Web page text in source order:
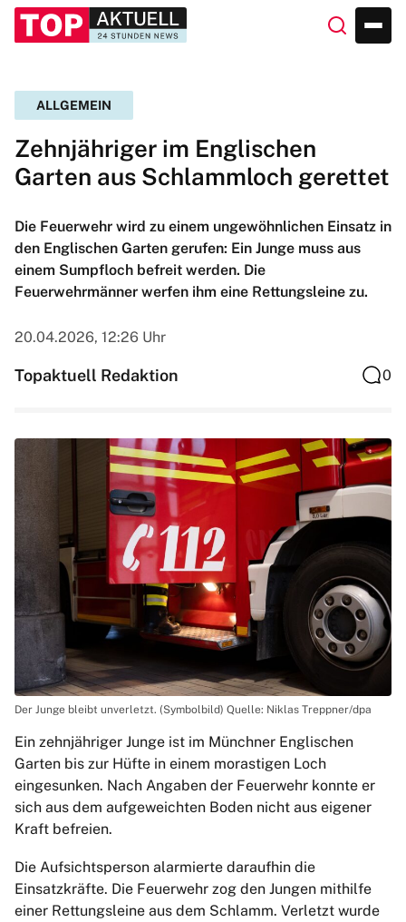
ALLGEMEIN
Zehnjähriger im Englischen
Garten aus Schlammloch gerettet
Die Feuerwehr wird zu einem ungewöhnlichen Einsatz in
den Englischen Garten gerufen: Ein Junge muss aus
einem Sumpfloch befreit werden. Die
Feuerwehrmänner werfen ihm eine Rettungsleine zu.
20.04.2026, 12:26 Uhr
Topaktuell Redaktion 0
Der Junge bleibt unverletzt. (Symbolbild) Quelle: Niklas Treppner/dpa
Ein zehnjähriger Junge ist im Münchner Englischen
Garten bis zur Hüfte in einem morastigen Loch
eingesunken. Nach Angaben der Feuerwehr konnte er
sich aus dem aufgeweichten Boden nicht aus eigener
Kraft befreien.
Die Aufsichtsperson alarmierte daraufhin die
Einsatzkräfte. Die Feuerwehr zog den Jungen mithilfe
einer Rettungsleine aus dem Schlamm. Verletzt wurde